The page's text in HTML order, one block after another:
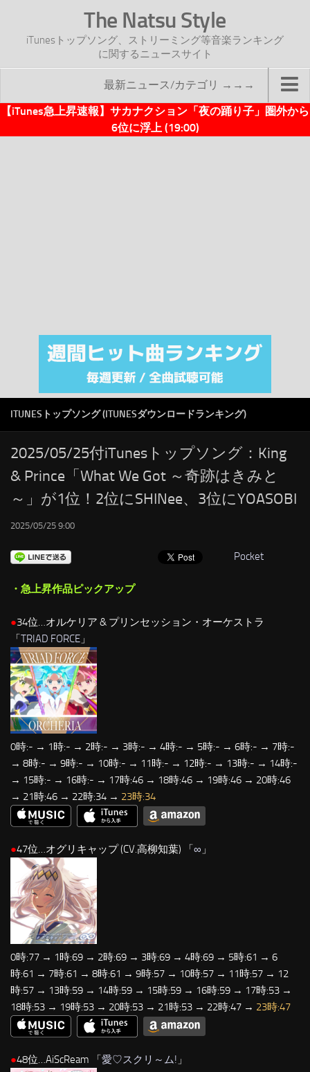
The Natsu Style
iTunesトップソング、ストリーミング等音楽ランキング
に関するニュースサイト
最新ニュース/カテゴリ →→→
TOP
注目カテゴリ
オリジナルiTunes週間トップソング
RSS
LINKS
【iTunes急上昇速報】サカナクション「夜の踊り子」圏外から
6位に浮上 (19:00)
ITUNESトップソング (ITUNESダウンロードランキング)
2025/05/25付iTunesトップソング：King
& Prince「What We Got ～奇跡はきみと
～」が1位！2位にSHINee、3位にYOASOBI
2025/05/25 9:00
Pocket
・急上昇作品ピックアップ
●34位…オルケリア & プリンセッション・オーケストラ
「TRIAD FORCE 」
0時:- → 1時:- → 2時:- → 3時:- → 4時:- → 5時:- → 6時:- → 7時:-
→ 8時:- → 9時:- → 10時:- → 11時:- → 12時:- → 13時:- → 14時:-
→ 15時:- → 16時:- → 17時:46 → 18時:46 → 19時:46 → 20時:46
→ 21時:46 → 22時:34 → 23時:34
●47位…オグリキャップ (CV.高柳知葉) 「∞ 」
0時:77 → 1時:69 → 2時:69 → 3時:69 → 4時:69 → 5時:61 → 6
時:61 → 7時:61 → 8時:61 → 9時:57 → 10時:57 → 11時:57 → 12
時:57 → 13時:59 → 14時:59 → 15時:59 → 16時:59 → 17時:53 →
18時:53 → 19時:53 → 20時:53 → 21時:53 → 22時:47 → 23時:47
●48位…AiScReam 「 愛♡スクリ～ム! 」